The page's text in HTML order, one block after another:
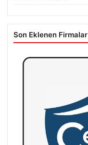
Son Eklenen Firmalar